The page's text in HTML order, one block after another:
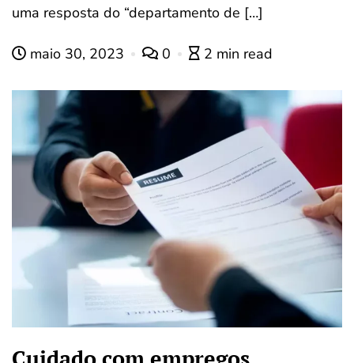
uma resposta do “departamento de […]
maio 30, 2023 0 2 min read